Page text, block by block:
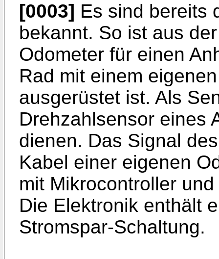
[0003] Es sind bereits
bekannt. So ist aus
Odometer für einen
Rad mit einem
ausgerüstet ist. Als
Drehzahlsensor eines
dienen. Das Signal
Kabel einer eigenen
mit Mikrocontroller
Die Elektronik enthält
Stromspar-Schaltung.